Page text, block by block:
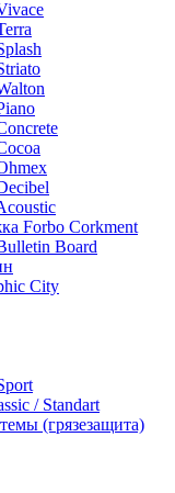
Forbo Corkment
Board
City
/ Standart
(грязезащита)